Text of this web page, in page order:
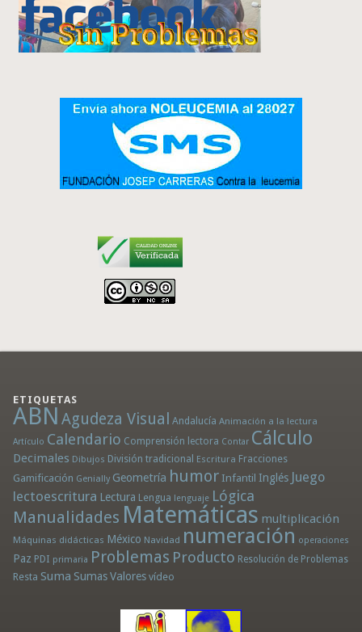
ETIQUETAS
ABN Agudeza Visual Andalucía Animación a la lectura
Artículo Calendario Comprensión lectora Contar Cálculo
Decimales Dibujos División tradicional Escritura Fracciones
Gamificación Genially Geometría humor Infantil Inglés Juego
lectoescritura Lectura Lengua lenguaje Lógica
Manualidades Matemáticas multiplicación
Máquinas didácticas México Navidad numeración operaciones
Paz PDI primaria Problemas Producto Resolución de Problemas
Resta Suma Sumas Valores vídeo